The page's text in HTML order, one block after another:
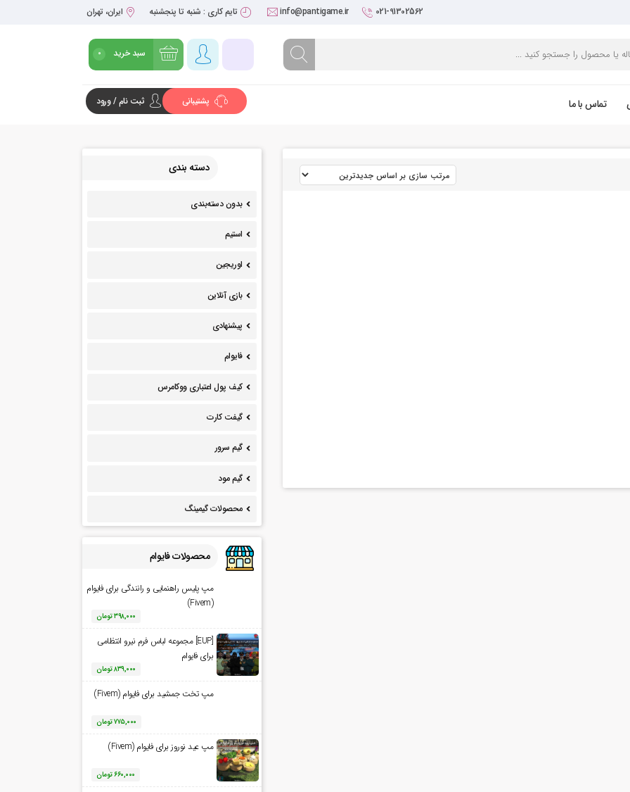
021-91302562
info@pantigame.ir تایم کاری : شنبه تا پنجشنبه ایران، تهران
سبد خرید 0
تماس با ما پشتیبانی ثبت نام / ورود
دسته بندی
بدون دسته‌بندی
استیم
اوریجین
بازی آنلاین
پیشنهادی
فایوام
کیف پول اعتباری ووکامرس
گیفت کارت
گیم سرور
گیم مود
محصولات گیمینگ
محصولات فایوام
مپ پلیس راهنمایی و رانندگی برای فایوام
(Fivem)
۳۹۸,۰۰۰تومان
[EUP] مجموعه لباس فرم نیرو انتظامی
برای فایوام
۸۳۹,۰۰۰تومان
مپ تخت جمشید برای فایوام (Fivem)
۷۷۵,۰۰۰تومان
مپ عید نوروز برای فایوام (Fivem)
۶۶۰,۰۰۰تومان